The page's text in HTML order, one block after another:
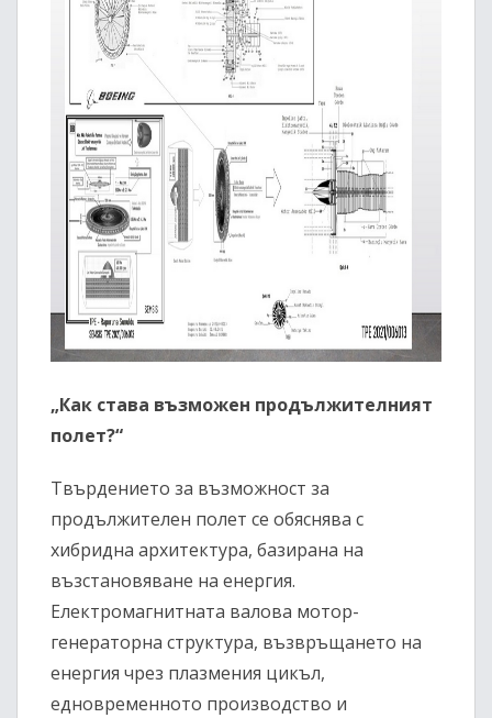
„Как става възможен продължителният
полет?“
Твърдението за възможност за
продължителен полет се обяснява с
хибридна архитектура, базирана на
възстановяване на енергия.
Електромагнитната валова мотор-
генераторна структура, възвръщането на
енергия чрез плазмения цикъл,
едновременното производство и